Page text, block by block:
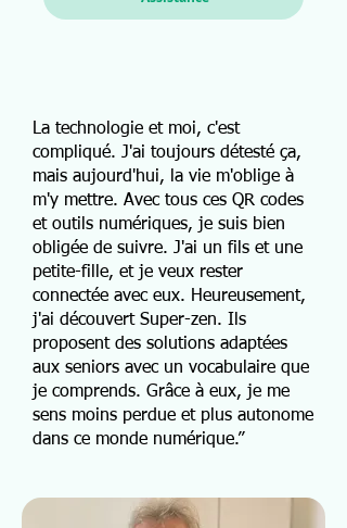
La technologie et moi, c'est
compliqué. J'ai toujours détesté ça,
mais aujourd'hui, la vie m'oblige à
m'y mettre. Avec tous ces QR codes
et outils numériques, je suis bien
obligée de suivre. J'ai un fils et une
petite-fille, et je veux rester
connectée avec eux. Heureusement,
j'ai découvert Super-zen. Ils
proposent des solutions adaptées
aux seniors avec un vocabulaire que
je comprends. Grâce à eux, je me
sens moins perdue et plus autonome
dans ce monde numérique.”